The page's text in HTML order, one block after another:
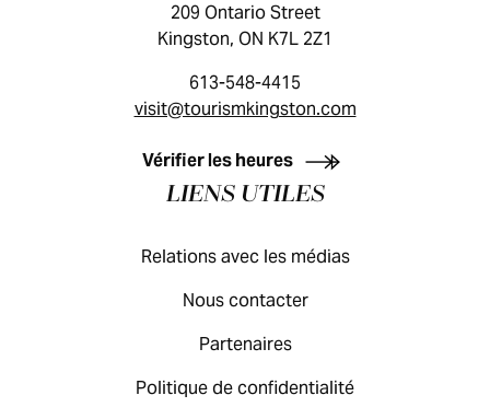
GUIDE DES VISITEURS
209 Ontario Street
Kingston, ON K7L 2Z1
613-548-4415
visit@tourismkingston.com
Vérifier les heures
LIENS UTILES
Relations avec les médias
Nous contacter
Partenaires
Politique de confidentialité